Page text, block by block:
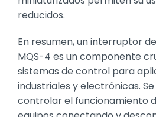
reducidos.
En resumen, un interruptor
MQS-4 es un componente
sistemas de control para
industriales y electrónicas.
controlar el funcionamiento